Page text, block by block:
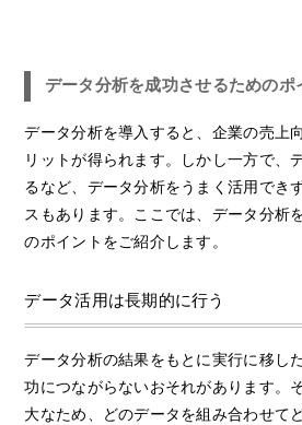
データ分析を成功させるためのポ
データ分析を導入すると、企業の売上
リットが得られます。しかし一方で、
るなど、データ分析をうまく活用でき
スもあります。ここでは、データ分析
のポイントをご紹介します。
データ活用は長期的に行う
データ分析の結果をもとに実行に移し
功につながらないおそれがあります。
大なため、どのデータを組み合わせて